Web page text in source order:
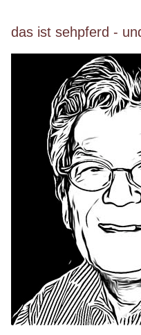
das ist sehpferd -